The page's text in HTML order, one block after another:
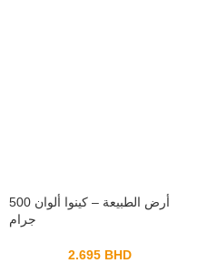
أرض الطبيعة – كينوا ألوان 500
جرام
2.695 BHD